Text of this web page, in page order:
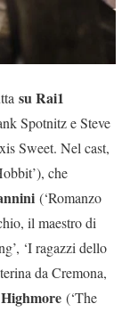
su Rai1
Spotnitz e Steve
Sweet. Nel cast,
che
(‘Romanzo
il maestro di
‘I ragazzi dello
da Cremona,
(‘The